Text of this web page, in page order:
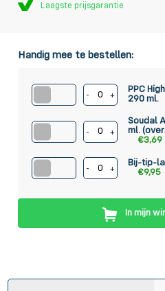
Laagste prijsgarantie
Handig mee te bestellen:
- +
PPC
290 ml.
- +
Soudal
ml.
€3,69
- +
Bij-tip-
€9,95
In mijn